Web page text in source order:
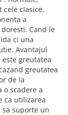
clasice.
a
Cand le
ci una
Avantajul
greutatea
greutatea
de la
o scadere a
ca utilizarea
sa suporte un